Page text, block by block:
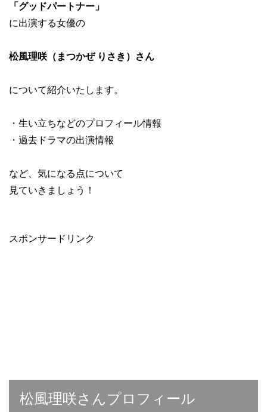
「グッドパートナー」
に出演する女優の
松風理咲（まつかぜ りさき）さん
について紹介いたします。
・生い立ちなどのプロフィール情報
・過去ドラマの出演情報
など、気になる点について
見ていきましょう！
スポンサードリンク
松風理咲さんプロフィール